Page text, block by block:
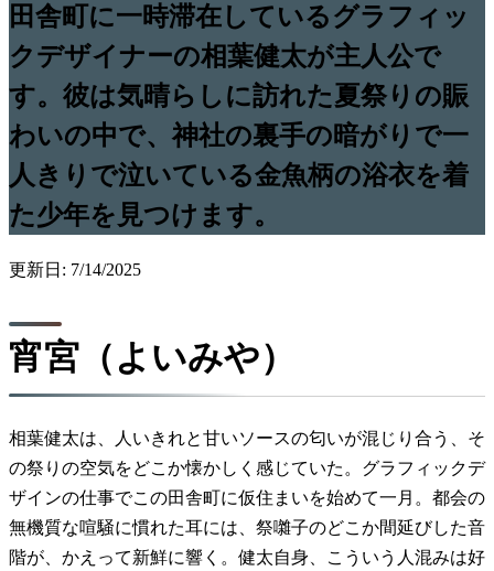
田舎町に一時滞在しているグラフィッ
クデザイナーの相葉健太が主人公で
す。彼は気晴らしに訪れた夏祭りの賑
わいの中で、神社の裏手の暗がりで一
人きりで泣いている金魚柄の浴衣を着
た少年を見つけます。
更新日: 7/14/2025
宵宮（よいみや）
相葉健太は、人いきれと甘いソースの匂いが混じり合う、そ
の祭りの空気をどこか懐かしく感じていた。グラフィックデ
ザインの仕事でこの田舎町に仮住まいを始めて一月。都会の
無機質な喧騒に慣れた耳には、祭囃子のどこか間延びした音
階が、かえって新鮮に響く。健太自身、こういう人混みは好